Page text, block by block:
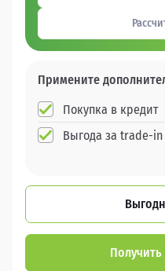
Примените
Покупка в кредит
Выгода за trade-in